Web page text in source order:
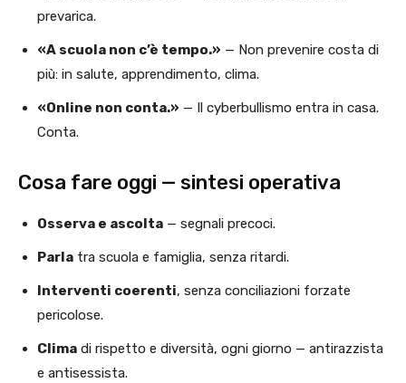
prevarica.
«A scuola non c’è tempo.» — Non prevenire costa di
più: in salute, apprendimento, clima.
«Online non conta.» — Il cyberbullismo entra in casa.
Conta.
Cosa fare oggi — sintesi operativa
Osserva e ascolta — segnali precoci.
Parla tra scuola e famiglia, senza ritardi.
Interventi coerenti, senza conciliazioni forzate
pericolose.
Clima di rispetto e diversità, ogni giorno — antirazzista
e antisessista.